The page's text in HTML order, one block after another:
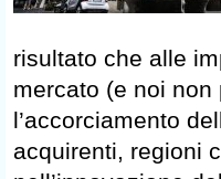
risultato che alle
mercato (e noi
l’accorciamento
acquirenti, regioni